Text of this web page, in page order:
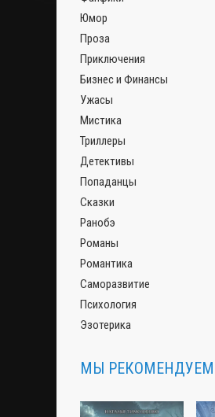
Юмор
Проза
Приключения
Бизнес и Финансы
Ужасы
Мистика
Триллеры
Детективы
Попаданцы
Сказки
Ранобэ
Романы
Романтика
Саморазвитие
Психология
Эзотерика
МЫ РЕКОМЕНДУЕМ